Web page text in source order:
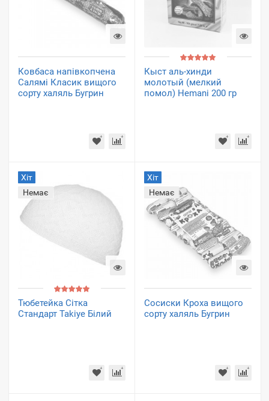
Ковбаса напівкопчена
Салямі Класик вищого
сорту халяль Бугрин
Кыст аль-хинди
молотый (мелкий
помол) Hemani 200 гр
Хіт
Немає
Тюбетейка Сітка
Стандарт Takiye Білий
Хіт
Немає
Сосиски Кроха вищого
сорту халяль Бугрин